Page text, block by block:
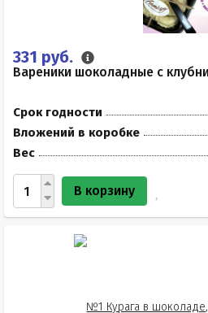
331 руб.
Вареники шоколадные с
Срок годности
Вложений в коробке
Вес
В корзину